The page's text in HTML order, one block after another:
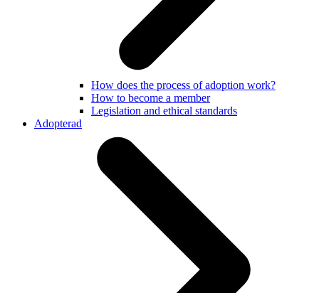
How does the process of adoption work?
How to become a member
Legislation and ethical standards
Adopterad